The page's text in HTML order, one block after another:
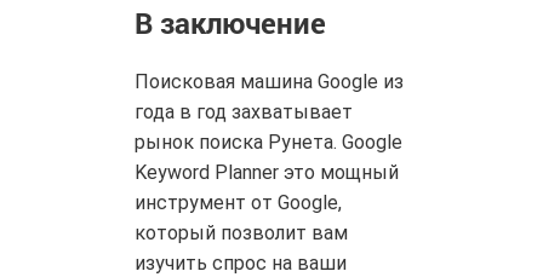
В заключение
Поисковая машина Google из
года в год захватывает
рынок поиска Рунета. Google
Keyword Planner это мощный
инструмент от Google,
который позволит вам
изучить спрос на ваши